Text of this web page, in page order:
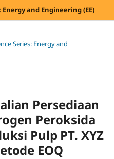
and Engineering (EE)
Series: Energy and
Persediaan
Peroksida
Pulp PT. XYZ
EOQ